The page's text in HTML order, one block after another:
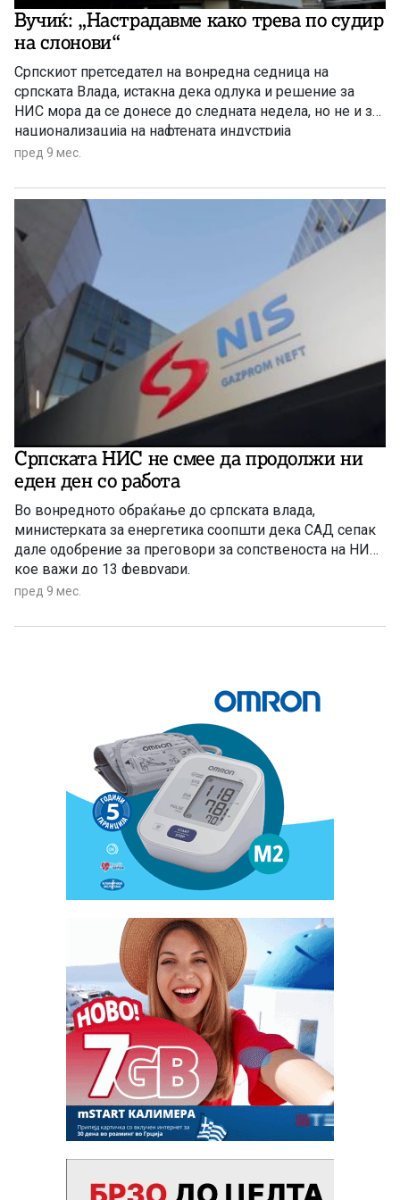
Вучиќ: „Настрадавме како трева по судир
на слонови“
Српскиот претседател на вонредна седница на
српската Влада, истакна дека одлука и решение за
НИС мора да се донесе до следната недела, но не и за
национализација на нафтената индустрија
пред 9 мес.
Српската НИС не смее да продолжи ни
еден ден со работа
Во вонредното обраќање до српската влада,
министерката за енергетика соопшти дека САД сепак
дале одобрение за преговори за сопственоста на НИС,
кое важи до 13 февруари.
пред 9 мес.